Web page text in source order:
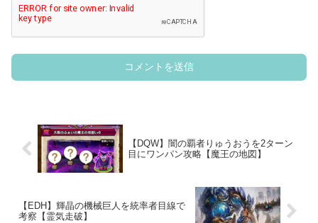
【DQW】闇の覇者りゅうおうを2ターン
目にワンパン攻略【魔王の地図】
【EDH】輝晶の機械巨人を統率者目線で
考察【霊気走破】